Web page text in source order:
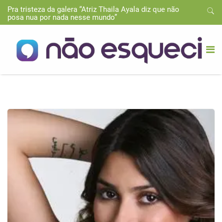
Pra tristeza da galera “Atriz Thaila Ayala diz que não
posa nua por nada nesse mundo”